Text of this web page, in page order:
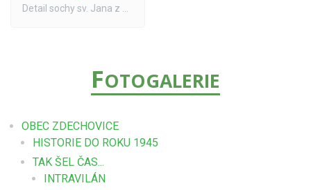
FOTOGALERIE
OBEC ZDECHOVICE
HISTORIE DO ROKU 1945
TAK ŠEL ČAS...
INTRAVILÁN